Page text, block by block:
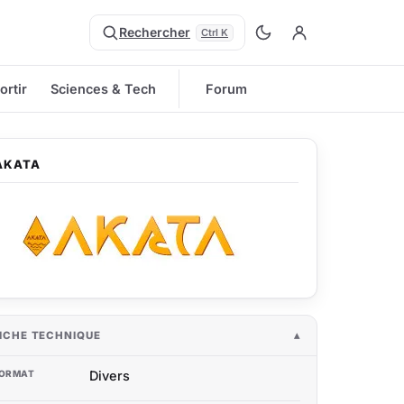
Rechercher Ctrl K
Sciences & Tech Forum
TECHNIQUE
Divers